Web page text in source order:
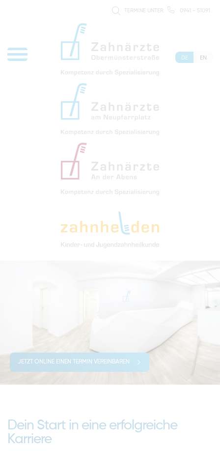
TERMINE UNTER 0941 - 51091
DE EN
JETZT ONLINE EINEN TERMIN VEREINBAREN
Dein Start in eine erfolgreiche
Karriere